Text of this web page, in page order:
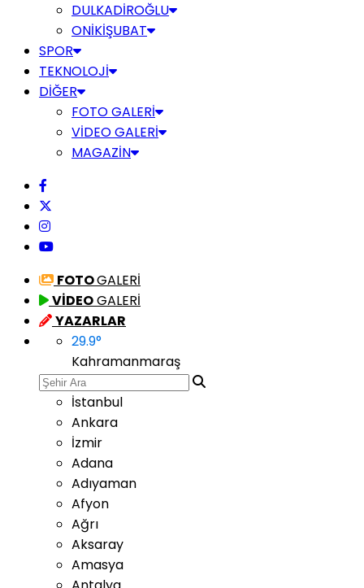
DULKADİROĞLU
ONİKİŞUBAT
SPOR
TEKNOLOJİ
DİĞER
FOTO GALERİ
VİDEO GALERİ
MAGAZİN
FOTOGALERİ
VİDEOGALERİ
YAZARLAR
29.9°
Kahramanmaraş
İstanbul
Ankara
İzmir
Adana
Adıyaman
Afyon
Ağrı
Aksaray
Amasya